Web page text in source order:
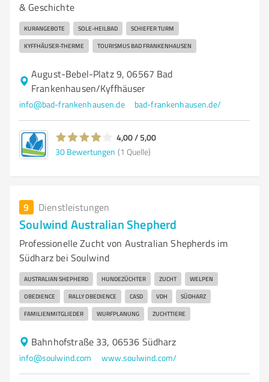
& Geschichte
KURANGEBOTE SOLE-HEILBAD SCHIEFER TURM
KYFFHÄUSER-THERME TOURISMUS BAD FRANKENHAUSEN
August-Bebel-Platz 9, 06567 Bad
Frankenhausen/Kyffhäuser
info@bad-frankenhausen.de bad-frankenhausen.de/
4,00 / 5,00
30 Bewertungen (1 Quelle)
9 Dienstleistungen
Soulwind Australian Shepherd
Professionelle Zucht von Australian Shepherds im
Südharz bei Soulwind
AUSTRALIAN SHEPHERD HUNDEZÜCHTER ZUCHT WELPEN
OBEDIENCE RALLY OBEDIENCE CASD VDH SÜDHARZ
FAMILIENMITGLIEDER WURFPLANUNG ZUCHTTIERE
Bahnhofstraße 33, 06536 Südharz
info@soulwind.com www.soulwind.com/